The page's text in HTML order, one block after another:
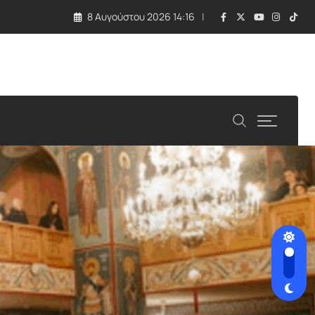
8 Αυγούστου 2026 14:16